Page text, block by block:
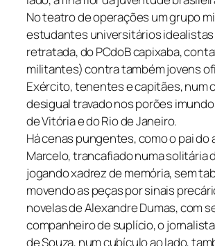
No teatro de operações um grupo
estudantes universitários idealistas
retratada, do PCdoB capixaba,
militantes) contra também jovens
Exército, tenentes e capitães, num
desigual travado nos porões
de Vitória e do Rio de Janeiro.
Há cenas pungentes, como o pai do
Marcelo, trancafiado numa solitária
jogando xadrez de memória, sem
movendo as peças por sinais
novelas de Alexandre Dumas, com
companheiro de suplício, o
de Souza, num cubículo ao lado,